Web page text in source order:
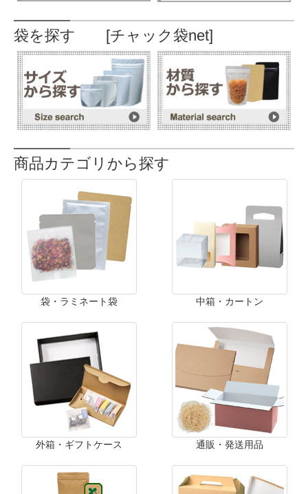
袋を探す [チャック袋net]
商品カテゴリから探す
袋・ラミネート袋 中箱・カートン
外箱・ギフトケース 通販・発送用品